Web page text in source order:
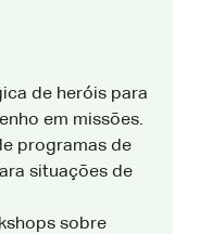
de heróis para
em missões.
programas de
situações de
sobre